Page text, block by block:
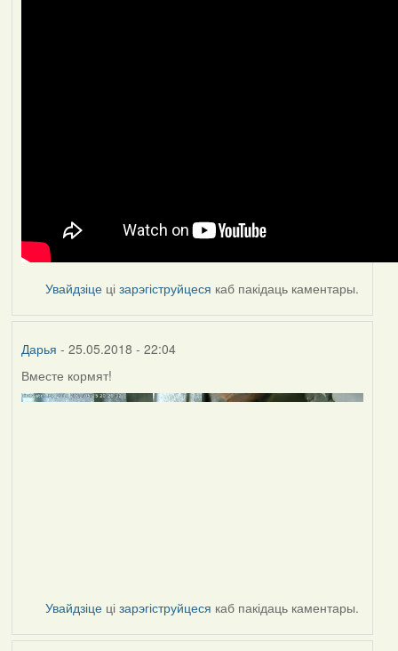
Увайдзіце цізарэгіструйцеся каб пакідаць каментары.
Дарья - 25.05.2018 - 22:04
Вместе кормят!
Увайдзіце цізарэгіструйцеся каб пакідаць каментары.